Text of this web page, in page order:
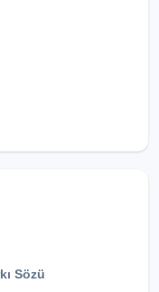
Sözü